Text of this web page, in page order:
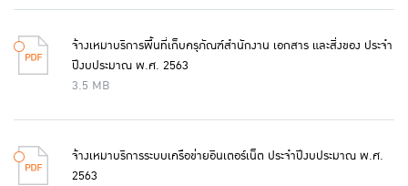
จ้างเหมาบริการพื้นที่เก็บครุภัณฑ์สำนักงาน เอกสาร และสิ่งของ ประจำ
ปีงบประมาณ พ.ศ. 2563
3.5 MB
จ้างเหมาบริการระบบเครือข่ายอินเตอร์เน็ต ประจำปีงบประมาณ พ.ศ.
2563